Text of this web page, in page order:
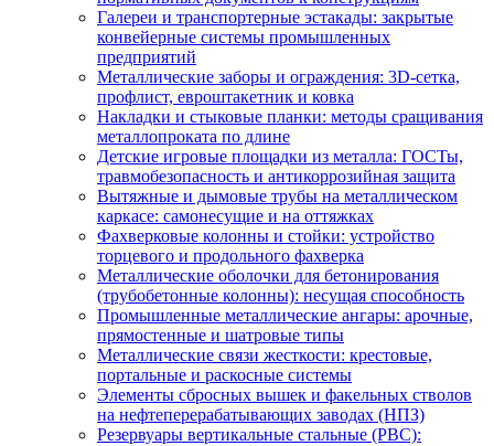
Галереи и транспортерные эстакады: закрытые
конвейерные системы промышленных
предприятий
Металлические заборы и ограждения: 3D-сетка,
профлист, евроштакетник и ковка
Накладки и стыковые планки: методы сращивания
металлопроката по длине
Детские игровые площадки из металла: ГОСТы,
травмобезопасность и антикоррозийная защита
Вытяжные и дымовые трубы на металлическом
каркасе: самонесущие и на оттяжках
Фахверковые колонны и стойки: устройство
торцевого и продольного фахверка
Металлические оболочки для бетонирования
(трубобетонные колонны): несущая способность
Промышленные металлические ангары: арочные,
прямостенные и шатровые типы
Металлические связи жесткости: крестовые,
портальные и раскосные системы
Элементы сбросных вышек и факельных стволов
на нефтеперерабатывающих заводах (НПЗ)
Резервуары вертикальные стальные (РВС):